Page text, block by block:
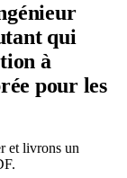
qui
à
pour les
et livrons un